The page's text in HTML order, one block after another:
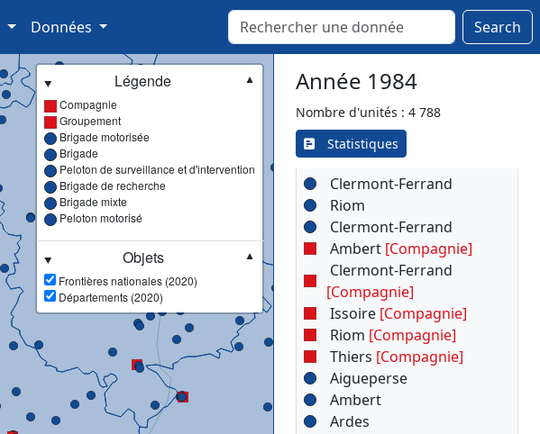
Données Search
Légende
▼
Compagnie
Groupement
Brigade motorisée
Brigade
Peloton de surveillance et d'intervention
Brigade de recherche
Brigade mixte
Peloton motorisé
Objets
▼
Frontières nationales (2020)
Départements (2020)
Année 1984
Nombre d'unités : 4 788
Statistiques
Puy-de-Dôme (63) ▾
Clermont-Ferrand
Issoire
Thiers
Clermont-Ferrand
Riom
Clermont-Ferrand
Ambert [Compagnie]
Clermont-Ferrand
[Compagnie]
Issoire [Compagnie]
Riom [Compagnie]
Thiers [Compagnie]
Aigueperse
Ambert
Ardes